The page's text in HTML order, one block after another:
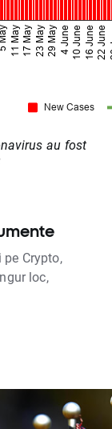
au fost
pe Crypto,
loc,